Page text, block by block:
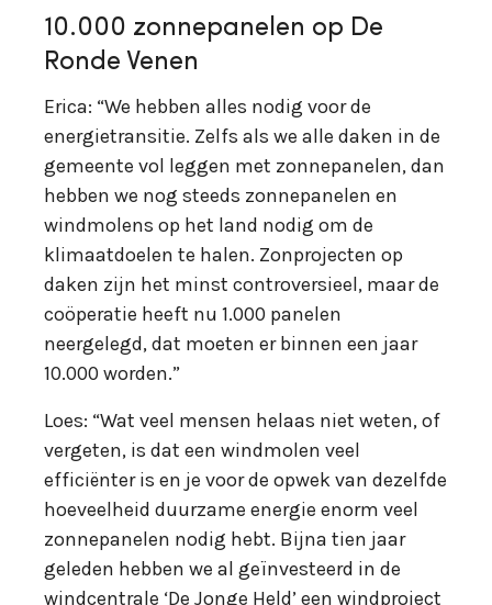
10.000 zonnepanelen op De
Ronde Venen
Erica: “We hebben alles nodig voor de
energietransitie. Zelfs als we alle daken in de
gemeente vol leggen met zonnepanelen, dan
hebben we nog steeds zonnepanelen en
windmolens op het land nodig om de
klimaatdoelen te halen. Zonprojecten op
daken zijn het minst controversieel, maar de
coöperatie heeft nu 1.000 panelen
neergelegd, dat moeten er binnen een jaar
10.000 worden.”
Loes: “Wat veel mensen helaas niet weten, of
vergeten, is dat een windmolen veel
efficiënter is en je voor de opwek van dezelfde
hoeveelheid duurzame energie enorm veel
zonnepanelen nodig hebt. Bijna tien jaar
geleden hebben we al geïnvesteerd in de
windcentrale ‘De Jonge Held’ een windproject